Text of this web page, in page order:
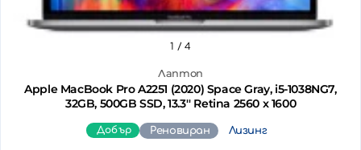
Лаптоп
Apple MacBook Pro A2251 (2020) Space Gray, i5-1038NG7,
32GB, 500GB SSD, 13.3'' Retina 2560 x 1600
1 / 4
Добър Реновиран Лизинг